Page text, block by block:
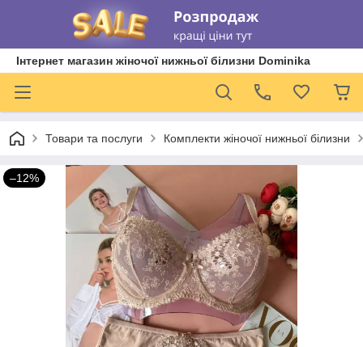
Інтернет магазин жіночої нижньої білизни Dominika
Товари та послуги Комплекти жіночої нижньої білизни
–12%